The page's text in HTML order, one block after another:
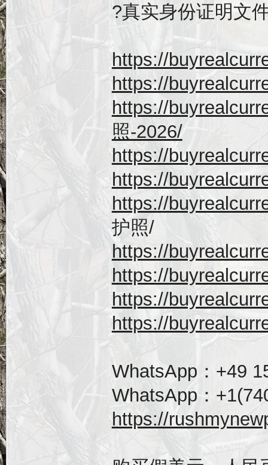
?真实身份证明文
https://
https://
https://
照-2026/
https://
https://
https://
护照/
https://
https://
https://
https://
WhatsApp：+49
WhatsApp：
https://